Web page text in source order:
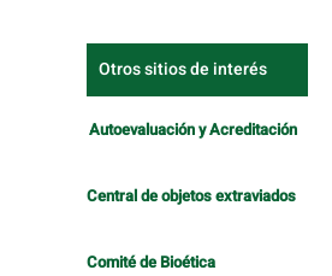
Otros sitios de interés
Autoevaluación y Acreditación
Central de objetos extraviados
Comité de Bioética